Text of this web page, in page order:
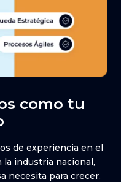
como tu
de experiencia en el
industria nacional,
necesita para crecer.